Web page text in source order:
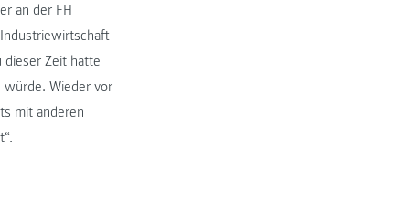
an der FH
Zeit hatte
würde. Wieder vor
mit anderen